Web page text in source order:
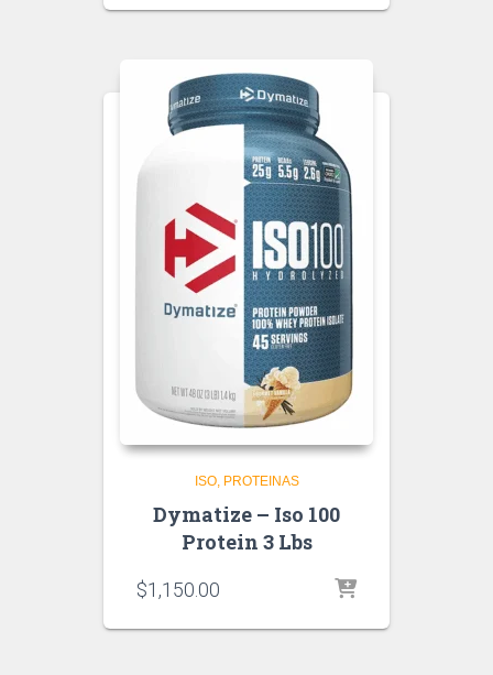
ISO PROTEINAS
Dymatize – Iso 100
Protein 3 Lbs
$1,150.00